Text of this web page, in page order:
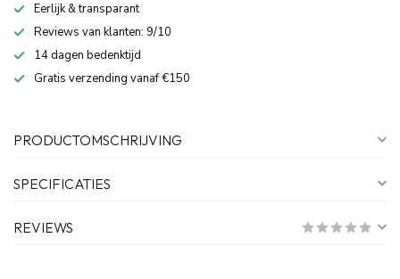
Eerlijk & transparant
Reviews van klanten: 9/10
14 dagen bedenktijd
Gratis verzending vanaf €150
PRODUCTOMSCHRIJVING
SPECIFICATIES
REVIEWS